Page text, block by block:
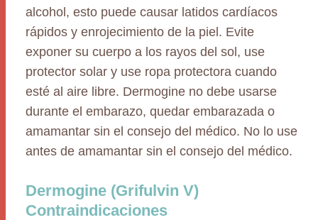
alcohol, esto puede causar latidos cardíacos
rápidos y enrojecimiento de la piel. Evite
exponer su cuerpo a los rayos del sol, use
protector solar y use ropa protectora cuando
esté al aire libre. Dermogine no debe usarse
durante el embarazo, quedar embarazada o
amamantar sin el consejo del médico. No lo use
antes de amamantar sin el consejo del médico.
Dermogine (Grifulvin V)
Contraindicaciones